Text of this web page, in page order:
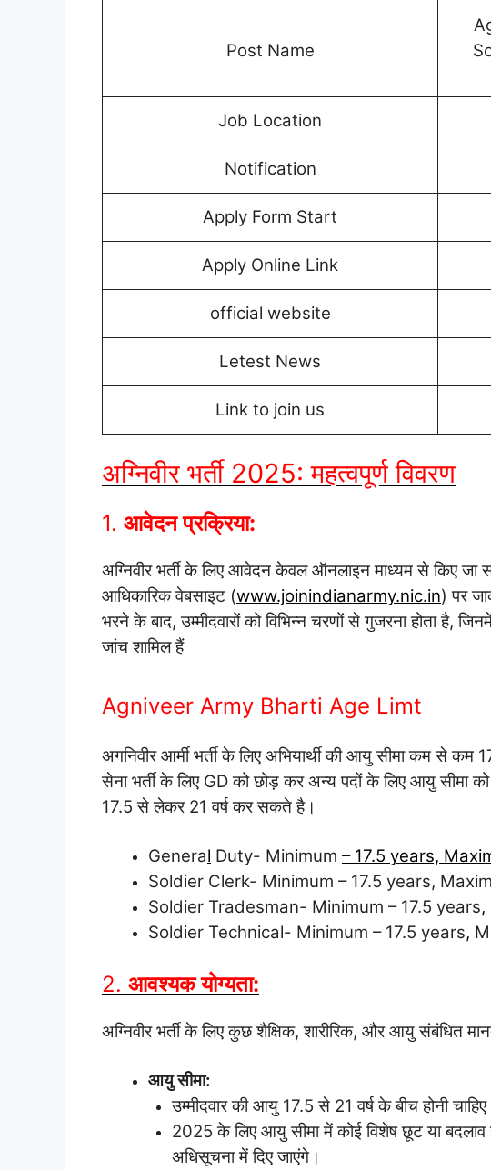
Post Name
Job Location
Notification
Apply Form Start
Apply Online Link
official website
Letest News
Link to join us
अग्निवीर भर्ती 2025: महत्वपूर्ण विवरण
1. आवेदन प्रक्रिया:
अग्निवीर भर्ती के लिए आवेदन केवल ऑनलाइन माध्यम से किए जा
आधिकारिक वेबसाइट (www.joinindianarmy.nic.in) पर
भरने के बाद, उम्मीदवारों को विभिन्न चरणों से गुजरना होता है,
जांच शामिल हैं
Agniveer Army Bharti Age Limt
अगनिवीर आर्मी भर्ती के लिए अभियार्थी की आयु सीमा कम से
सेना भर्ती के लिए GD को छोड़ कर अन्य पदों के लिए आयु सीमा
17.5 से लेकर 21 वर्ष कर सकते है।
General Duty- Minimum – 17.5 years,
Soldier Clerk- Minimum – 17.5 years,
Soldier Tradesman- Minimum – 17.5 years,
Soldier Technical- Minimum – 17.5 years,
2. आवश्यक योग्यता:
अग्निवीर भर्ती के लिए कुछ शैक्षिक, शारीरिक, और आयु संबंधित
आयु सीमा:
उम्मीदवार की आयु 17.5 से 21 वर्ष के बीच होनी
2025 के लिए आयु सीमा में कोई विशेष छूट या
अधिसूचना में दिए जाएंगे।